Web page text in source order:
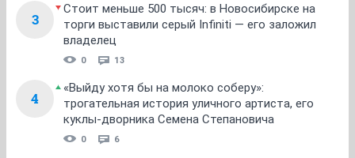
3
Стоит меньше 500 тысяч: в Новосибирске на
торги выставили серый Infiniti — его заложил
владелец
0 13
4
«Выйду хотя бы на молоко соберу»:
трогательная история уличного артиста, его
куклы-дворника Семена Степановича
0 6